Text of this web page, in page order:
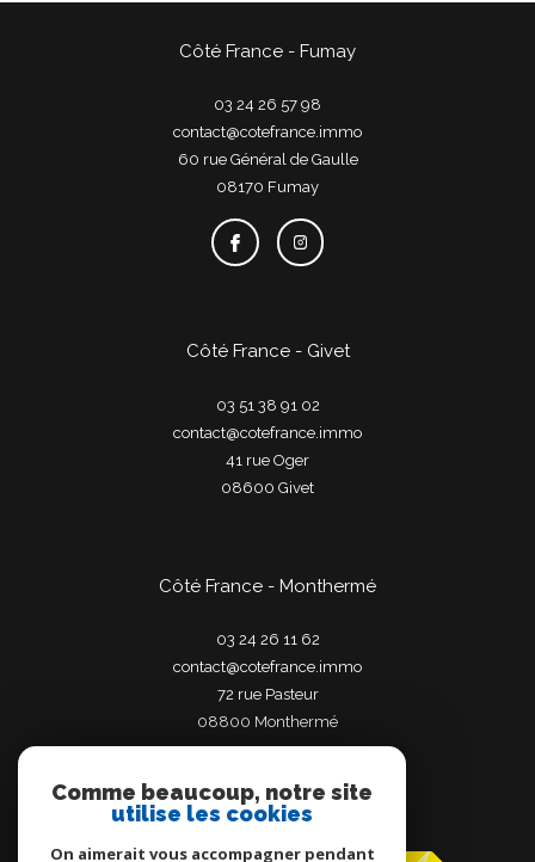
Côté France - Fumay
03 24 26 57 98
contact@cotefrance.immo
60 rue Général de Gaulle
08170
fumay
Côté France - Givet
03 51 38 91 02
contact@cotefrance.immo
41 rue Oger
08600
givet
Côté France - Monthermé
03 24 26 11 62
contact@cotefrance.immo
72 rue Pasteur
08800
monthermé
Adhérents
Comme beaucoup, notre site
utilise les cookies
On aimerait vous accompagner pendant